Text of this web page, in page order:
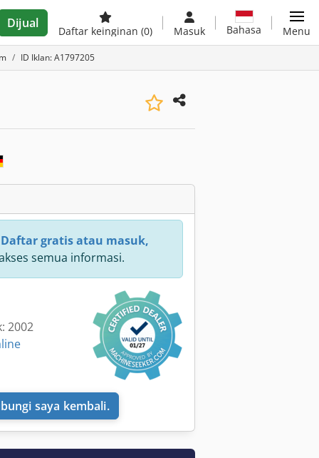
Dijual
Daftar keinginan (0) Masuk Bahasa Menu
ID Iklan: A1797205
Daftar gratis atau masuk,
semua informasi.
2002
saya kembali.